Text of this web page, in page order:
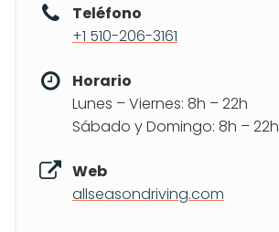
Teléfono
+1 510-206-3161
Horario
Lunes – Viernes: 8h – 22h
Sábado y Domingo: 8h – 22h
Web
allseasondriving.com